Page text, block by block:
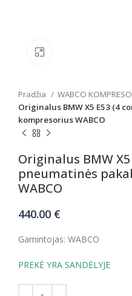
Pradžia
WABCO
Originalus BMW X5 E53 (4
kompresorius WABCO
Originalus BMW
pneumatinės
WABCO
440.00 €
Gamintojas: WABCO
PREKĖ YRA SANDĖLYJE